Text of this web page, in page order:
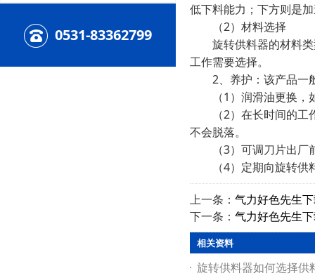
0531-83362799
低下料能力；下方则是
（2）材料选择
旋转供料器的材料类
工作需要选择。
2、养护：该产品一般
（1）润滑油更换，
（2）在长时间的工作
不会脱落。
（3）可调刀片出厂
（4）定期向旋转供
上一条： 气力好色先生
下一条： 气力好色先生
相关资料
旋转供料器如何选择供